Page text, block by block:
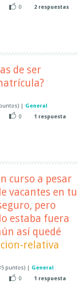
0
2 respuestas
de ser
puntos) | General
0
1 respuesta
curso a pesar
vacantes en tu
pero
estaba fuera
así quedé
relativa
puntos) | General
0
1 respuesta